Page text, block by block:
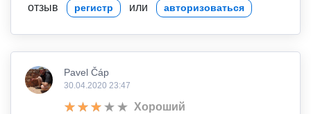
отзыв
регистр или авторизоваться
Pavel Čáp
30.04.2020 23:47
Хороший